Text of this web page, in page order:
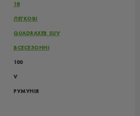
18
ЛЕГКОВІ
QUADRAXER SUV
ВСЕСЕЗОННІ
100
V
РУМУНІЯ